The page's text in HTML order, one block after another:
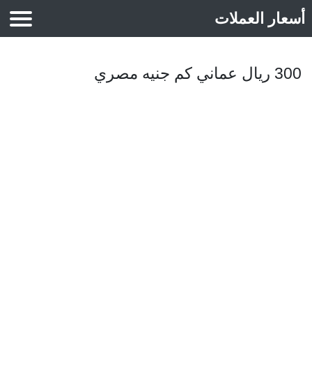
أسعار العملات
300 ريال عماني كم جنيه مصري